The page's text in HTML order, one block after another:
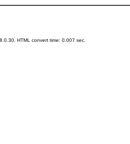
HTML convert time: 0.007 sec.